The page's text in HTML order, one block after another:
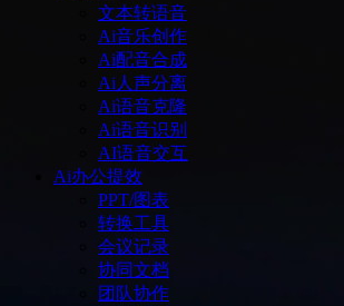
文本转语音
Ai音乐创作
Ai配音合成
Ai人声分离
Ai语音克隆
Ai语音识别
AI语音交互
Ai办公提效
PPT/图表
转换工具
会议记录
协同文档
团队协作